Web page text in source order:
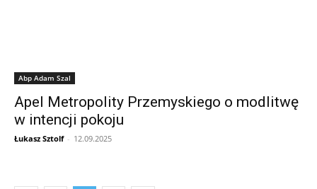
Abp Adam Szal
Apel Metropolity Przemyskiego o modlitwę
w intencji pokoju
Łukasz Sztolf - 12.09.2025